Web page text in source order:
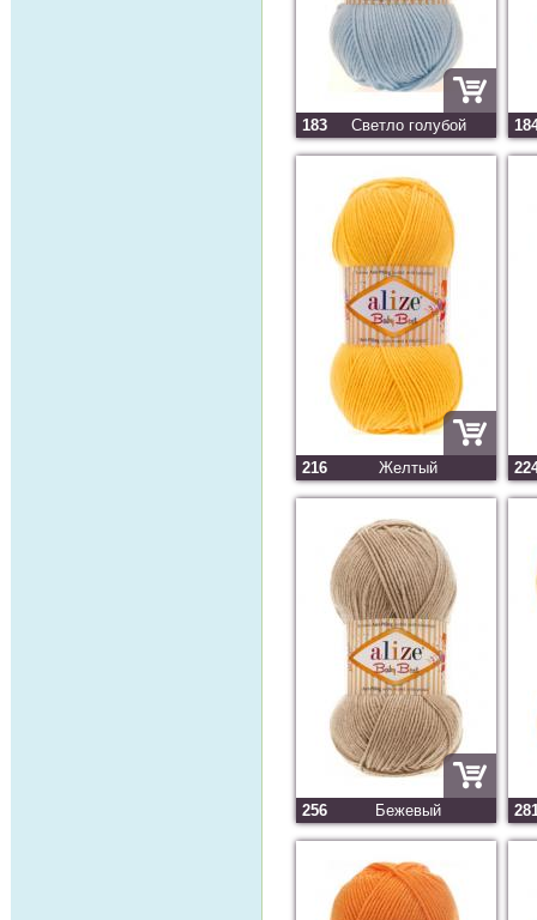
183 Светло голубой
216 Желтый
256 Бежевый